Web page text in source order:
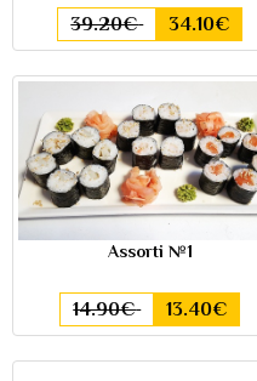
39.20€ 34.10€
Assorti №1
14.90€ 13.40€